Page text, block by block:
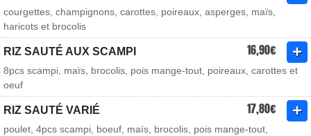
courgettes, champignons, carottes, poireaux, asperges, maïs,
haricots et brocolis
RIZ SAUTÉ AUX SCAMPI 16,90€
8pcs scampi, maïs, brocolis, pois mange-tout, poireaux, carottes et
oeuf
RIZ SAUTÉ VARIÉ 17,80€
poulet, 4pcs scampi, boeuf, maïs, brocolis, pois mange-tout,